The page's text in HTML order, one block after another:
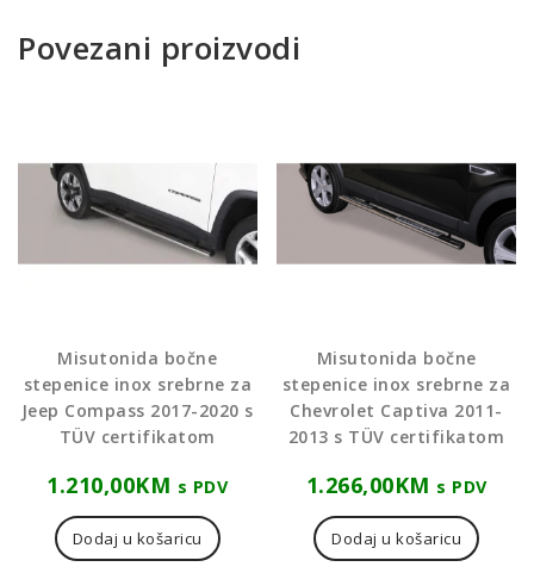
Povezani proizvodi
Misutonida bočne
stepenice inox srebrne za
Jeep Compass 2017-2020 s
TÜV certifikatom
1.210,00KM s PDV
Dodaj u košaricu
Misutonida bočne
stepenice inox srebrne za
Chevrolet Captiva 2011-
2013 s TÜV certifikatom
1.266,00KM s PDV
Dodaj u košaricu